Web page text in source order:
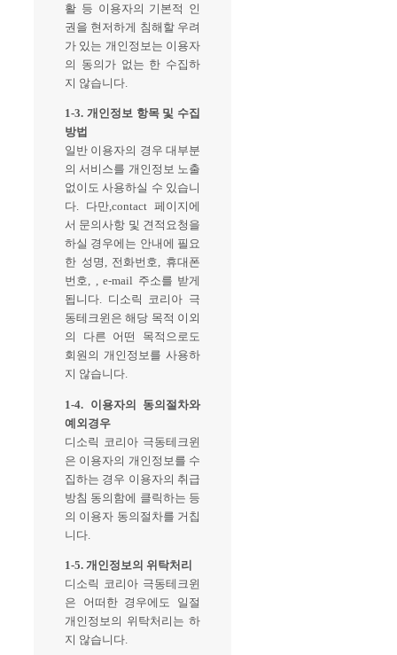
활 등 이용자의 기본적 인
권을 현저하게 침해할 우려
가 있는 개인정보는 이용자
의 동의가 없는 한 수집하
지 않습니다.
1-3. 개인정보 항목 및 수집
방법
일반 이용자의 경우 대부분
의 서비스를 개인정보 노출
없이도 사용하실 수 있습니
다. 다만,contact 페이지에
서 문의사항 및 견적요청을
하실 경우에는 안내에 필요
한 성명, 전화번호, 휴대폰
번호, , e-mail 주소를 받게
됩니다. 디소릭 코리아 극
동테크윈은 해당 목적 이외
의 다른 어떤 목적으로도
회원의 개인정보를 사용하
지 않습니다.
1-4. 이용자의 동의절차와
예외경우
디소릭 코리아 극동테크윈
은 이용자의 개인정보를 수
집하는 경우 이용자의 취급
방침 동의함에 클릭하는 등
의 이용자 동의절차를 거칩
니다.
1-5. 개인정보의 위탁처리
디소릭 코리아 극동테크윈
은 어떠한 경우에도 일절
개인정보의 위탁처리는 하
지 않습니다.